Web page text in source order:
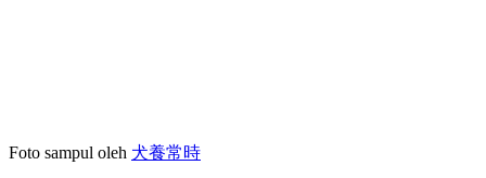
Foto sampul oleh 犬養常時